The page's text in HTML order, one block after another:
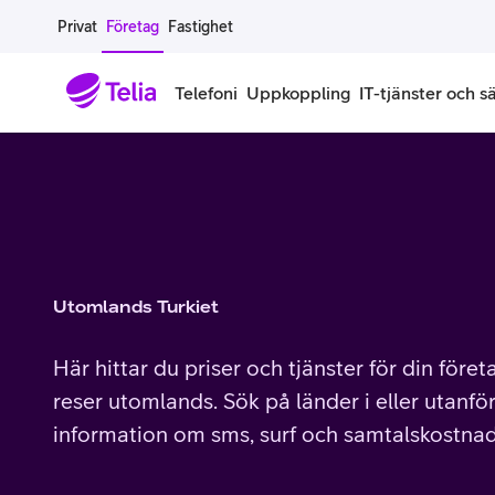
Gå till sidans innehåll
Privat Företag Fastighet
Telefoni
Extra simkort
Täckningskarta
Mobilskal
Surfplattor
Uppkoppling
Mobilt bredband
Modem och routrar
IT-tjänster och
Skärmar och tillbehör
Smart
Smart
Utomlands Turkiet
Här hittar du priser och tjänster för din
reser utomlands. Sök på länder i eller
information om sms, surf och